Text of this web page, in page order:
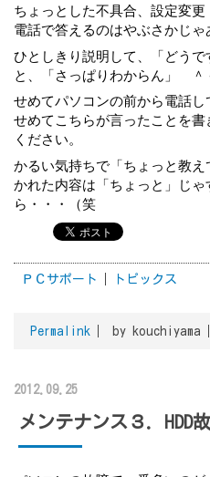
ちょっとした不具合、設定変更
電話で答えるのはやぶさかじゃ
ひとしきり説明して、「どうで
と、「さっぱりわからん」　＾
せめてパソコンの前から電話し
せめてこちらが言ったことを
ください。
かるい気持ちで「ちょっと教
かれた内容は「ちょっと」じ
ら・・・（笑
ＰＣサポート トピックス
Permalink by kouchiyama
2012.09.25
メンテナンス３．HDD